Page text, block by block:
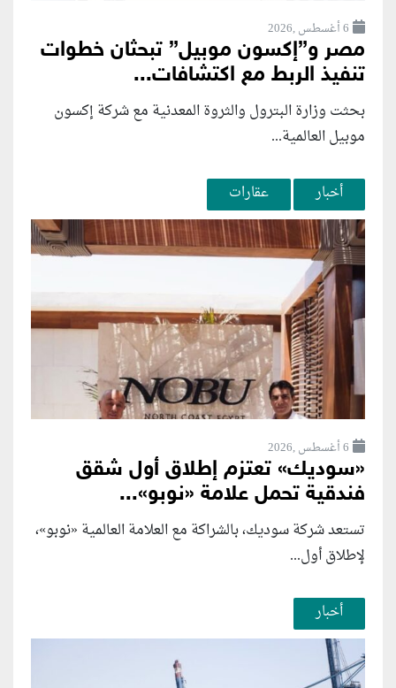
6 أغسطس ,2026
مصر و”إكسون موبيل” تبحثان خطوات
تنفيذ الربط مع اكتشافات...
بحثت وزارة البترول والثروة المعدنية مع شركة إكسون
موبيل العالمية...
أخبار عقارات
6 أغسطس ,2026
«سوديك» تعتزم إطلاق أول شقق
فندقية تحمل علامة «نوبو»...
تستعد شركة سوديك، بالشراكة مع العلامة العالمية «نوبو»،
لإطلاق أول...
أخبار